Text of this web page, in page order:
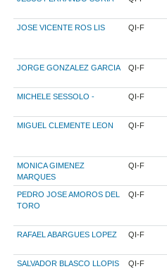
JOSE VICENTE ROS LIS QI-F
JORGE GONZALEZ GARCIA QI-F
MICHELE SESSOLO - QI-F
MIGUEL CLEMENTE LEON QI-F
MONICA GIMENEZ
MARQUES
QI-F
PEDRO JOSE AMOROS DEL
TORO
QI-F
RAFAEL ABARGUES LOPEZ QI-F
SALVADOR BLASCO LLOPIS QI-F